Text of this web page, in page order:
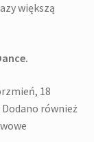
większą
18
również